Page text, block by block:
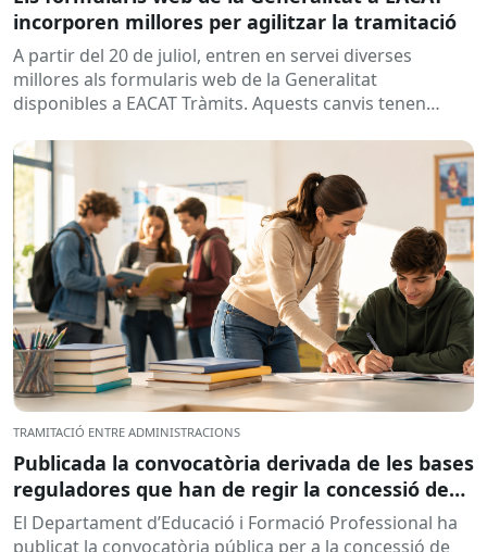
incorporen millores per agilitzar la tramitació
A partir del 20 de juliol, entren en servei diverses
millores als formularis web de la Generalitat
disponibles a EACAT Tràmits. Aquests canvis tenen
TRAMITACIÓ ENTRE ADMINISTRACIONS
Publicada la convocatòria derivada de les bases
reguladores que han de regir la concessió de
subvencions a centres educatius, per al
desenvolupament de programes de formació i
El Departament d’Educació i Formació Professional ha
publicat la convocatòria pública per a la concessió de